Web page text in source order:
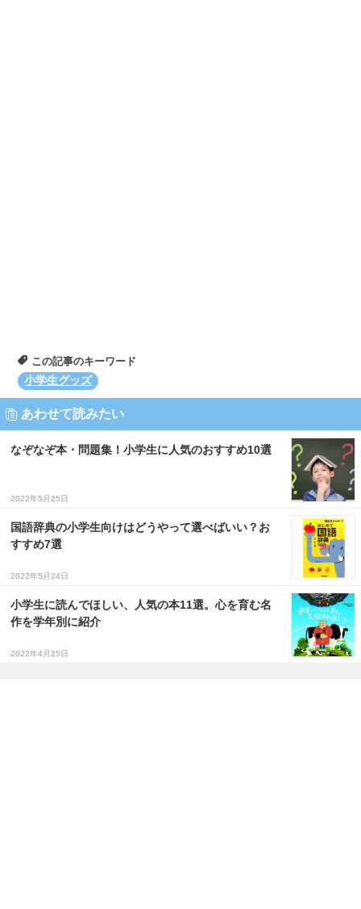
この記事のキーワード
小学生グッズ
あわせて読みたい
なぞなぞ本・問題集！小学生に人気のおすすめ10選
2022年5月25日
国語辞典の小学生向けはどうやって選べばいい？お
すすめ7選
2022年5月24日
小学生に読んでほしい、人気の本11選。心を育む名
作を学年別に紹介
2022年4月25日